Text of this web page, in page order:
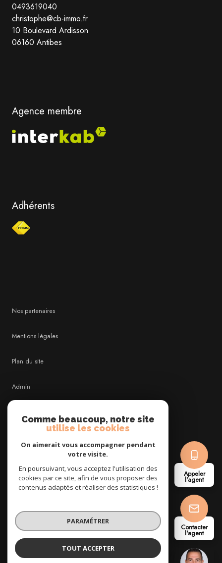
David CHOUREAU
Appeler
l'agent
Contacter
l'agent
0493619040
christophe@cb-immo.fr
10 Boulevard Ardisson
06160 Antibes
Agence membre
Adhérents
Nos partenaires
Mentions légales
Plan du site
Admin
Réalisé par
Comme beaucoup, notre site
utilise les cookies
On aimerait vous accompagner pendant
votre visite.
En poursuivant, vous acceptez l'utilisation des
cookies par ce site, afin de vous proposer des
contenus adaptés et réaliser des statistiques !
PARAMÉTRER
TOUT ACCEPTER